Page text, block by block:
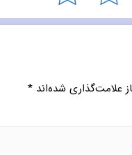
علامت‌گذاری شده‌اند*